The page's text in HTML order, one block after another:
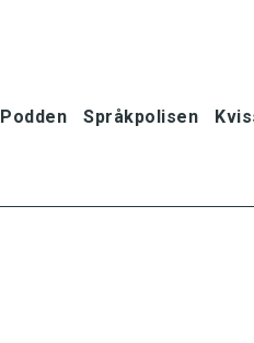
Podden Språkpolisen